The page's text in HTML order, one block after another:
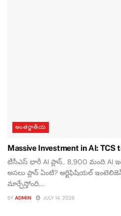
అంతర్జాతీయ
Massive Investment in AI: TCS
టీసీఎస్ భారీ AI ప్లాన్.. 8,900 మంది AI
అసలు ప్లాన్ ఏంటి? ఆర్టిఫిషియల్
మార్చేస్తోంది....
BY ADMIN JULY 14, 2026